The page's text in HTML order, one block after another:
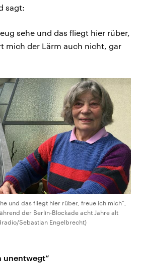
sagt:
sehe und das fliegt hier rüber,
mich der Lärm auch nicht, gar
und das fliegt hier rüber, freue ich mich“,
der Berlin-Blockade acht Jahre alt
Sebastian Engelbrecht)
unentwegt“